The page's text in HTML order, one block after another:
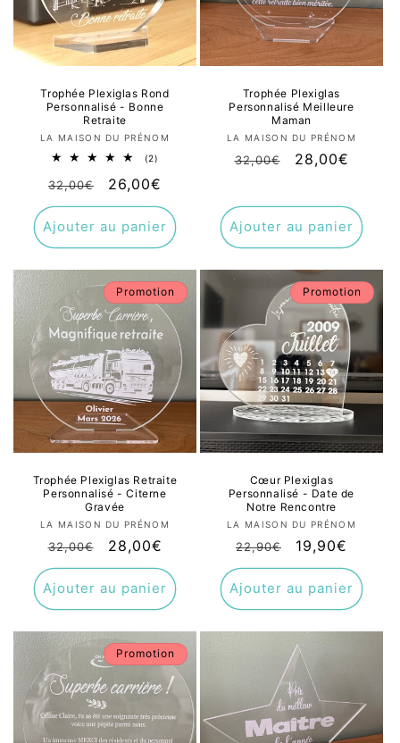
Trophée Plexiglas Rond
Personnalisé - Bonne
Retraite
Fournisseur :
LA MAISON DU PRÉNOM
(2)
des
Prix
habituel
32,00€
Prix
promotionnel
26,00€
Ajouter au panier
Trophée Plexiglas
Personnalisé Meilleure
Maman
Fournisseur :
LA MAISON DU PRÉNOM
Prix
32,00€
Prix
28,00€
Ajouter au panier
Promotion
Trophée Plexiglas Retraite
Personnalisé - Citerne
Gravée
Fournisseur :
LA MAISON DU PRÉNOM
Prix
habituel
32,00€
Prix
promotionnel
28,00€
Ajouter au panier
Promotion
Cœur Plexiglas
Personnalisé - Date de
Notre Rencontre
Fournisseur :
LA MAISON DU PRÉNOM
Prix
habituel
22,90€
Prix
promotionnel
19,90€
Ajouter au panier
Promotion